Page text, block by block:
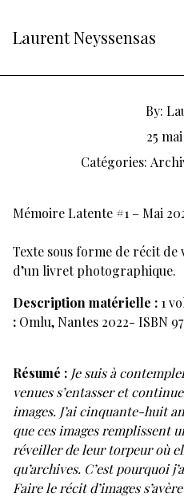
Content
Laurent Neyssensas
By:
25
Catégories:
Mémoire Latente #1 – Mai
Texte sous forme de récit de
d’un livret photographique.
Description matérielle : 1
: Omlu, Nantes 2022- ISBN
Résumé : Je suis à
venues s’entasser et
images. J’ai cinquante-huit
que ces images remplissent
réveiller de leur torpeur où
qu’archives. C’est pourquoi
Faire le récit d’images